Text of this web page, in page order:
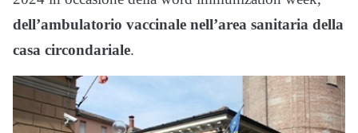
dell’ambulatorio vaccinale nell’area sanitaria della
casa circondariale.